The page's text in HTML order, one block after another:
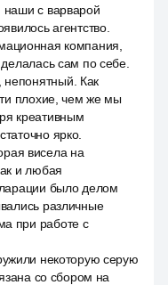
наши с варварой
агентство.
компания,
сам по себе.
Как
плохие, чем же мы
креативным
ярко.
висела на
и любая
было делом
различные
при работе с
некоторую серую
со сбором на